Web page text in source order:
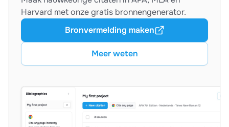
Harvard met onze gratis bronnengenerator.
Meer weten
Bronvermelding maken